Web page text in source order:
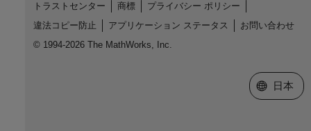
トラストセンター 商標
プライバシー ポリシー
違法コピー防止
アプリケーション ステータス
お問い合わせ
© 1994-2026 The MathWorks, Inc.
Web サイ
日本